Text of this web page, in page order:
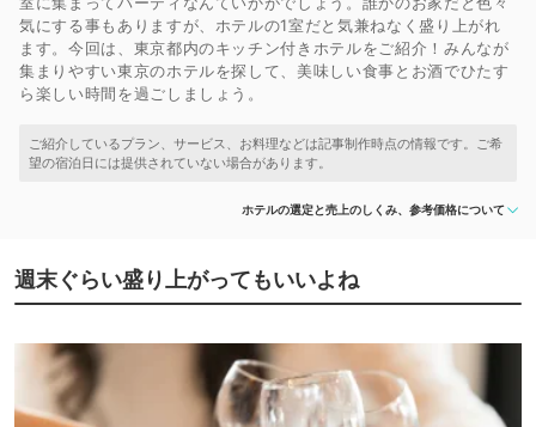
気にする事もありますが、ホテルの1室だと気兼ねなく盛り上がれ
ます。今回は、東京都内のキッチン付きホテルをご紹介！みんなが
集まりやすい東京のホテルを探して、美味しい食事とお酒でひたす
ら楽しい時間を過ごしましょう。
ホテルの選定と売上のしくみ、参考価格について
週末ぐらい盛り上がってもいいよね